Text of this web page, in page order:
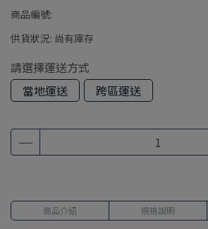
商品編號:
供貨狀況: 尚有庫存
請選擇運送方式
當地運送
跨區運送
商品介紹 規格說明